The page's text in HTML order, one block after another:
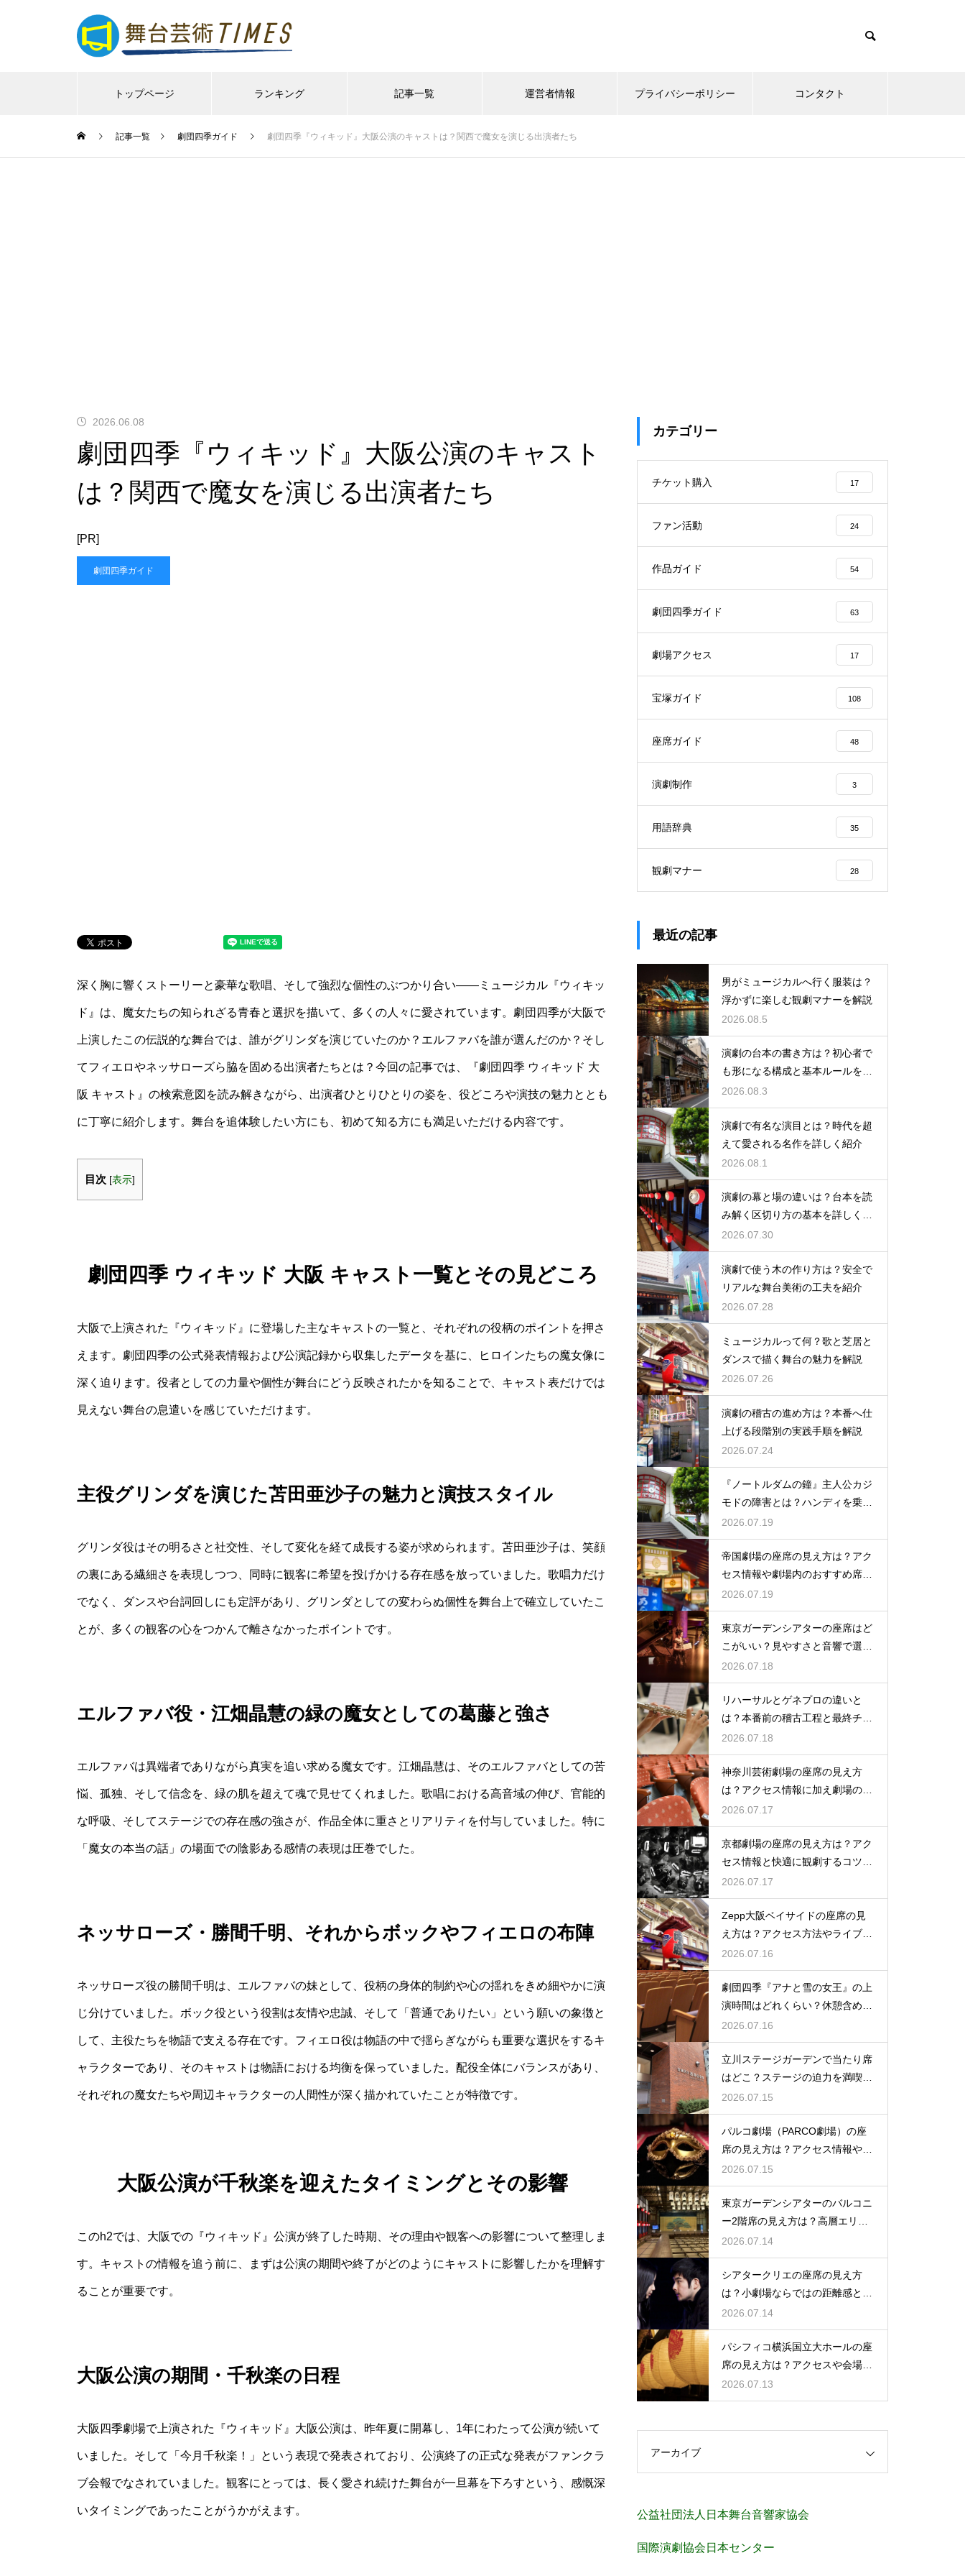
トップページ ランキング 記事一覧 運営者情報 プライバシーポリシー コンタクト
記事一覧 劇団四季ガイド 劇団四季『ウィキッド』大阪公演のキャストは？関西で魔女を演じる出演者たち
2026.06.08
劇団四季『ウィキッド』大阪公演のキャスト
は？関西で魔女を演じる出演者たち
[PR]
劇団四季ガイド
深く胸に響くストーリーと豪華な歌唱、そして強烈な個性のぶつかり合い――ミュージカル『ウィキッ
ド』は、魔女たちの知られざる青春と選択を描いて、多くの人々に愛されています。劇団四季が大阪で
上演したこの伝説的な舞台では、誰がグリンダを演じていたのか？エルファバを誰が選んだのか？そし
てフィエロやネッサローズら脇を固める出演者たちとは？今回の記事では、『劇団四季 ウィキッド 大
阪 キャスト』の検索意図を読み解きながら、出演者ひとりひとりの姿を、役どころや演技の魅力ととも
に丁寧に紹介します。舞台を追体験したい方にも、初めて知る方にも満足いただける内容です。
目次 [表示]
劇団四季 ウィキッド 大阪 キャスト一覧とその見どころ
大阪で上演された『ウィキッド』に登場した主なキャストの一覧と、それぞれの役柄のポイントを押さ
えます。劇団四季の公式発表情報および公演記録から収集したデータを基に、ヒロインたちの魔女像に
深く迫ります。役者としての力量や個性が舞台にどう反映されたかを知ることで、キャスト表だけでは
見えない舞台の息遣いを感じていただけます。
主役グリンダを演じた苫田亜沙子の魅力と演技スタイル
グリンダ役はその明るさと社交性、そして変化を経て成長する姿が求められます。苫田亜沙子は、笑顔
の裏にある繊細さを表現しつつ、同時に観客に希望を投げかける存在感を放っていました。歌唱力だけ
でなく、ダンスや台詞回しにも定評があり、グリンダとしての変わらぬ個性を舞台上で確立していたこ
とが、多くの観客の心をつかんで離さなかったポイントです。
エルファバ役・江畑晶慧の緑の魔女としての葛藤と強さ
エルファバは異端者でありながら真実を追い求める魔女です。江畑晶慧は、そのエルファバとしての苦
悩、孤独、そして信念を、緑の肌を超えて魂で見せてくれました。歌唱における高音域の伸び、官能的
な呼吸、そしてステージでの存在感の強さが、作品全体に重さとリアリティを付与していました。特に
「魔女の本当の話」の場面での陰影ある感情の表現は圧巻でした。
ネッサローズ・勝間千明、それからボックやフィエロの布陣
ネッサローズ役の勝間千明は、エルファバの妹として、役柄の身体的制約や心の揺れをきめ細やかに演
じ分けていました。ボック役という役割は友情や忠誠、そして「普通でありたい」という願いの象徴と
して、主役たちを物語で支える存在です。フィエロ役は物語の中で揺らぎながらも重要な選択をするキ
ャラクターであり、そのキャストは物語における均衡を保っていました。配役全体にバランスがあり、
それぞれの魔女たちや周辺キャラクターの人間性が深く描かれていたことが特徴です。
大阪公演が千秋楽を迎えたタイミングとその影響
このh2では、大阪での『ウィキッド』公演が終了した時期、その理由や観客への影響について整理しま
す。キャストの情報を追う前に、まずは公演の期間や終了がどのようにキャストに影響したかを理解す
ることが重要です。
大阪公演の期間・千秋楽の日程
大阪四季劇場で上演された『ウィキッド』大阪公演は、昨年夏に開幕し、1年にわたって公演が続いて
いました。そして「今月千秋楽！」という表現で発表されており、公演終了の正式な発表がファンクラ
ブ会報でなされていました。観客にとっては、長く愛され続けた舞台が一旦幕を下ろすという、感慨深
いタイミングであったことがうかがえます。
カテゴリー
チケット購入 17
ファン活動 24
作品ガイド 54
劇団四季ガイド 63
劇場アクセス 17
宝塚ガイド 108
座席ガイド 48
演劇制作 3
用語辞典 35
観劇マナー 28
最近の記事
男がミュージカルへ行く服装は？
浮かずに楽しむ観劇マナーを解説
2026.08.5
演劇の台本の書き方は？初心者で
も形になる構成と基本ルールを解
説
2026.08.3
演劇で有名な演目とは？時代を超
えて愛される名作を詳しく紹介
2026.08.1
演劇の幕と場の違いは？台本を読
み解く区切り方の基本を詳しく解
説
2026.07.30
演劇で使う木の作り方は？安全で
リアルな舞台美術の工夫を紹介
2026.07.28
ミュージカルって何？歌と芝居と
ダンスで描く舞台の魅力を解説
2026.07.26
演劇の稽古の進め方は？本番へ仕
上げる段階別の実践手順を解説
2026.07.24
『ノートルダムの鐘』主人公カジ
モドの障害とは？ハンディを乗り
越える姿に感動
2026.07.19
帝国劇場の座席の見え方は？アク
セス情報や劇場内のおすすめ席を
徹底ガイド
2026.07.19
東京ガーデンシアターの座席はど
こがいい？見やすさと音響で選ぶ
おすすめのポジション
2026.07.18
リハーサルとゲネプロの違いと
は？本番前の稽古工程と最終チェ
ックの意味を解説
2026.07.18
神奈川芸術劇場の座席の見え方
は？アクセス情報に加え劇場の魅
力を徹底解説
2026.07.17
京都劇場の座席の見え方は？アク
セス情報と快適に観劇するコツを
事前にチェック
2026.07.17
Zepp大阪ベイサイドの座席の見
え方は？アクセス方法やライブを
楽しむポイントを紹介
2026.07.16
劇団四季『アナと雪の女王』の上
演時間はどれくらい？休憩含めた
公演の長さを解説
2026.07.16
立川ステージガーデンで当たり席
はどこ？ステージの迫力を満喫で
きるベストポジションを紹介
2026.07.15
パルコ劇場（PARCO劇場）の座
席の見え方は？アクセス情報や劇
場の特徴も徹底紹介
2026.07.15
東京ガーデンシアターのバルコニ
ー2階席の見え方は？高層エリア
からの視界と音響をチェック
2026.07.14
シアタークリエの座席の見え方
は？小劇場ならではの距離感と見
やすさを解説
2026.07.14
パシフィコ横浜国立大ホールの座
席の見え方は？アクセスや会場の
規模感も徹底チェック
2026.07.13
アーカイブ
公益社団法人日本舞台音響家協会
国際演劇協会日本センター